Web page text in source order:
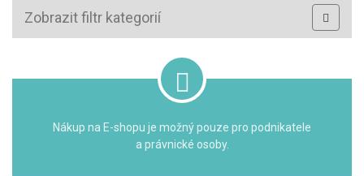
Zobrazit filtr kategorií
Nákup na E-shopu je možný pouze pro podnikatele
a právnické osoby.